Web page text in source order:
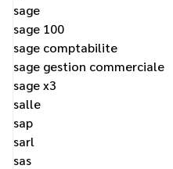
sage
sage 100
sage comptabilite
sage gestion commerciale
sage x3
salle
sap
sarl
sas